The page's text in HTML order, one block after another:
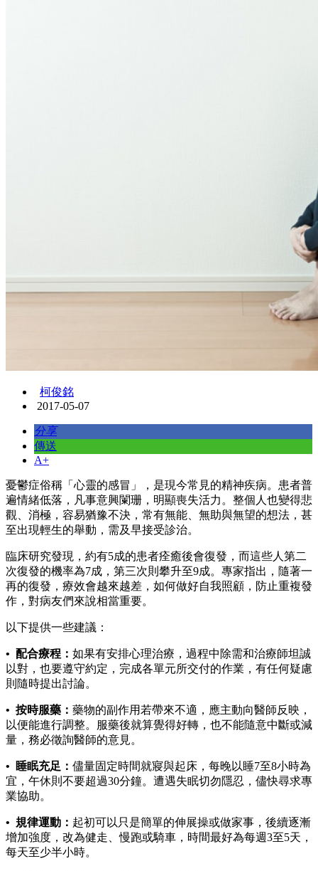
柯俊銘
2017-05-07
分享
傳送
A+
憂鬱症俗稱「心靈的感冒」，是現今常見的精神疾病。患者普
遍情緒低落，凡事意興闌珊，明顯喪失活力。整個人也變得悲
觀、消極，容易猶豫不決，常有無能、無助與無望的想法，甚
至出現輕生的舉動，需及早接受診治。
臨床研究發現，約有5成的患者痊癒後會復發，而這些人第二
次復發的機率為7成，第三次則攀升至9成。專家指出，隨著一
再的復發，療效會越來越差，如何做好自我照顧，防止重複發
作，對病友們來說相當重要。
以下提供一些建議：
• 配合療程： 如果有安排心理治療，過程中除需和治療師坦誠
以對，也要遵守約定，完成各單元所交付的作業，有任何疑慮
則隨時提出討論。
• 按時服藥： 藥物的副作用若帶來不適，應主動向醫師反映，
以便能進行調整。服藥後就算覺得好轉，也不能隨意中斷或減
量，務必徵詢醫師的意見。
• 睡眠充足： 儘量固定時間就寢與起床，每晚以睡7至8小時為
宜，午休則不要超過30分鐘。遭遇失眠切勿隱忍，儘快尋求專
業協助。
• 規律運動： 起初可以只是簡單的伸展操或做家事，後續逐漸
增加強度，改為健走、慢跑或騎車，時間最好為每週3至5天，
每天至少半小時。